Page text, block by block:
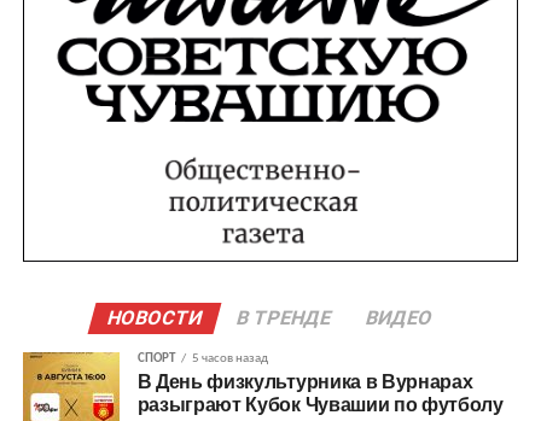
НОВОСТИ В ТРЕНДЕ ВИДЕО
СПОРТ 5 часов назад
В День физкультурника в Вурнарах
разыграют Кубок Чувашии по футболу